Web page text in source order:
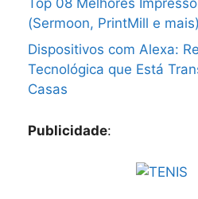
(Sermoon, PrintMill e mais)
Dispositivos com Alexa:
Tecnológica que Está
Casas
Publicidade: